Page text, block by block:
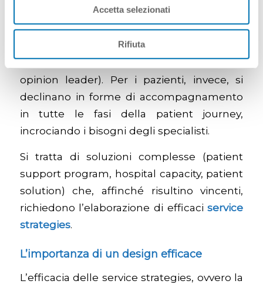
Accetta selezionati
Rifiuta
nell’intero ciclo di vita del farmaco
(adozione, aumento dell’aderenza,
drop-out
dellostay in therapy, fidelizzazione dei key
opinion leader). Per i pazienti, invece, si
declinano in forme di accompagnamento
in tutte le fasi della patient journey,
incrociando i bisogni degli specialisti.
Si tratta di soluzioni complesse (patient
support program, hospital capacity, patient
solution) che, affinché risultino vincenti,
richiedono l’elaborazione di efficaciservice
strategies.
L’importanza di un design efficace
L’efficacia delle service strategies, ovvero la